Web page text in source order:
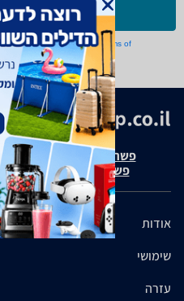
GooglePrivacy Policyand Terms of
פשרה בת"צ אבנצ'יק נ' זאפ גרופ
פשרה בת"צ כהנים נ' זאפ גרופ (ת"צ
אודות
שימושי
עזרה